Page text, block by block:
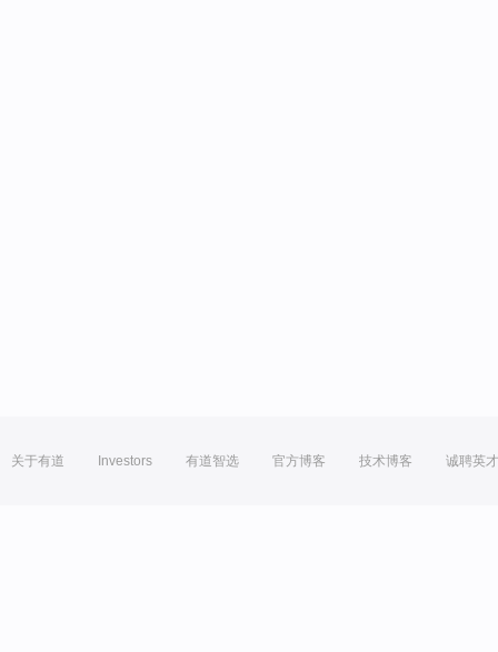
关于有道 Investors 有道智选 官方博客 技术博客 诚聘英才